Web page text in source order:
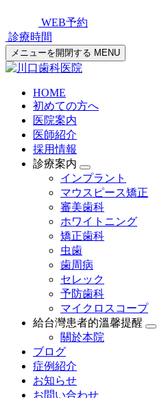
WEB予約
診療時間
メニューを開閉する MENU
HOME
初めての方へ
医院案内
医師紹介
採用情報
診療案内
インプラント
マウスピース矯正
審美歯科
ホワイトニング
矯正歯科
虫歯
歯周病
セレック
予防歯科
マイクロスコープ
給台灣患者的溫馨提醒
關於本院
ブログ
症例紹介
お知らせ
お問い合わせ